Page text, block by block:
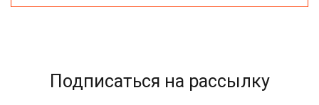
Подписаться на рассылку